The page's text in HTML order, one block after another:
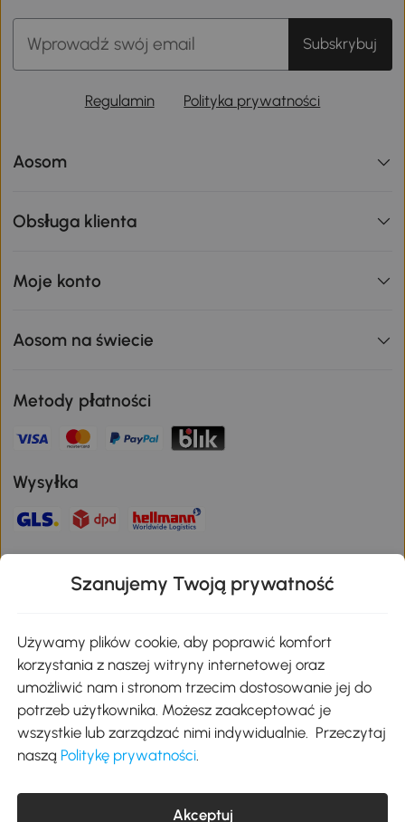
Subskrybuj
Regulamin Polityka prywatności
Aosom
Obsługa klienta
Moje konto
Aosom na świecie
Metody płatności
Wysyłka
Pobierz aplikację Aosom
Google Play
kontakt@aosom.pl
MH Handel GmbH, Wendenstraße 309, 20537 Hamburg Pon.-piąt.:
Szanujemy Twoją prywatność
Używamy plików cookie, aby poprawić komfort
korzystania z naszej witryny internetowej oraz
umożliwić nam i stronom trzecim dostosowanie jej do
potrzeb użytkownika. Możesz zaakceptować je
wszystkie lub zarządzać nimi indywidualnie. Przeczytaj
naszą Politykę prywatności.
Akceptuj